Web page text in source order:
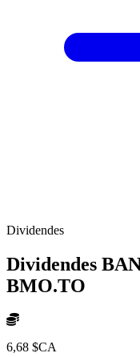
Dividendes
Dividendes
BMO.TO
6,68 $CA